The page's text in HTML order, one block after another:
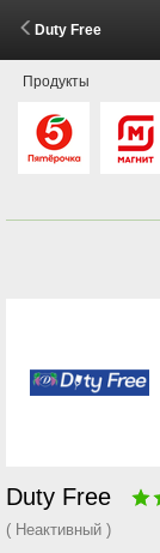
Duty Free
Продукты
Duty Free
( Неактивный )